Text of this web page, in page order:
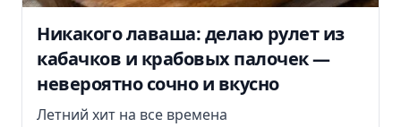
Никакого лаваша: делаю рулет из
кабачков и крабовых палочек —
невероятно сочно и вкусно
Летний хит на все времена